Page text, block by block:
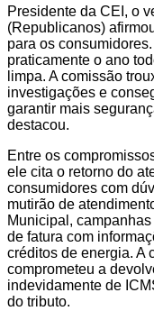
Presidente da CEI, o
(Republicanos)
para os
praticamente o ano
limpa. A comissão
investigações e
garantir mais
destacou.
Entre os
ele cita o retorno do
consumidores com
mutirão de
Municipal,
de fatura com
créditos de energia. A
comprometeu a
indevidamente de
do tributo.